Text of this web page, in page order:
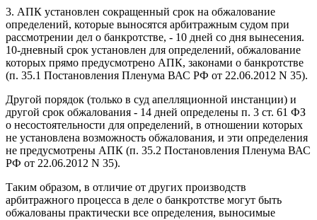
3. АПК установлен сокращенный срок на обжалование
определений, которые выносятся арбитражным судом при
рассмотрении дел о банкротстве, - 10 дней со дня вынесения.
10-дневный срок установлен для определений, обжалование
которых прямо предусмотрено АПК, законами о банкротстве
(п. 35.1 Постановления Пленума ВАС РФ от 22.06.2012 N 35).
Другой порядок (только в суд апелляционной инстанции) и
другой срок обжалования - 14 дней определены п. 3 ст. 61 ФЗ
о несостоятельности для определений, в отношении которых
не установлена возможность обжалования, и эти определения
не предусмотрены АПК (п. 35.2 Постановления Пленума ВАС
РФ от 22.06.2012 N 35).
Таким образом, в отличие от других производств
арбитражного процесса в деле о банкротстве могут быть
обжалованы практически все определения, выносимые